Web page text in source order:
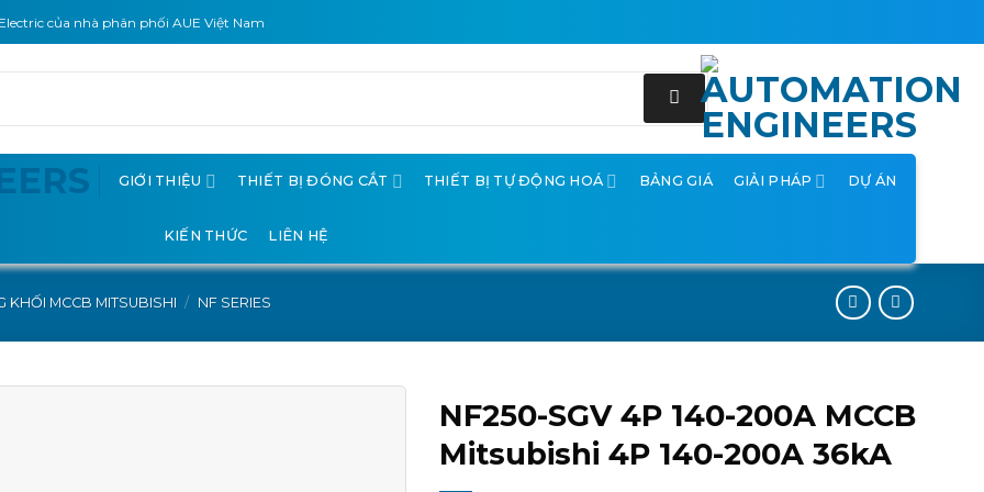
của nhà phân phối AUE Việt Nam
GIỚI THIỆU THIẾT BỊ ĐÓNG CẮT THIẾT BỊ TỰ ĐỘNG HOÁ BẢNG GIÁ GIẢI PHÁP DỰ ÁN
KIẾN THỨC LIÊN HỆ
KHỐI MCCB MITSUBISHI / NF SERIES
NF250-SGV 4P 140-200A MCCB
Mitsubishi 4P 140-200A 36kA